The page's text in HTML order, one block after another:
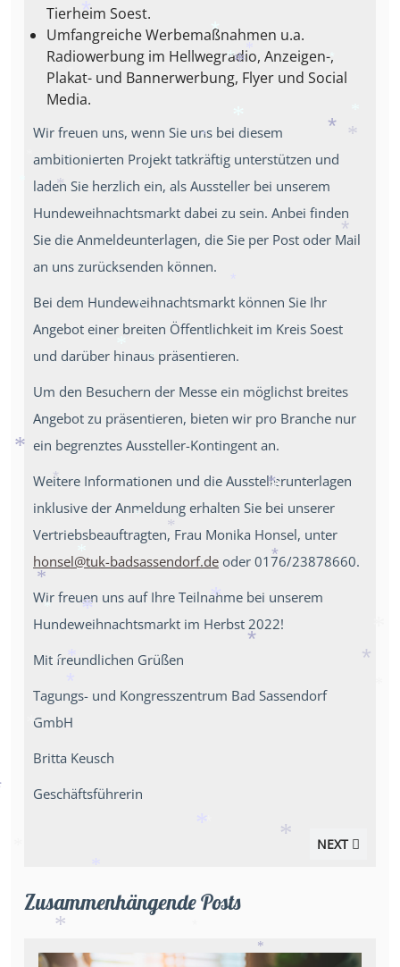
Tierheim Soest.
Umfangreiche Werbemaßnahmen u.a.
Radiowerbung im Hellwegradio, Anzeigen-,
Plakat- und Bannerwerbung, Flyer und Social
Media.
Wir freuen uns, wenn Sie uns bei diesem
ambitionierten Projekt tatkräftig unterstützen und
laden Sie herzlich ein, als Aussteller bei unserem
Hundeweihnachtsmarkt dabei zu sein. Anbei finden
Sie die Anmeldeunterlagen, die Sie per Post oder Mail
an uns zurücksenden können.
Bei dem Hundeweihnachtsmarkt können Sie Ihr
Angebot einer breiten Öffentlichkeit im Kreis Soest
und darüber hinaus präsentieren.
Um den Besuchern der Messe ein möglichst breites
Angebot zu präsentieren, bieten wir pro Branche nur
ein begrenztes Aussteller-Kontingent an.
Weitere Informationen und die Ausstellerunterlagen
inklusive der Anmeldung erhalten Sie bei unserer
Vertriebsbeauftragten, Frau Monika Honsel, unter
honsel@tuk-badsassendorf.de oder 0176/23878660.
Wir freuen uns auf Ihre Teilnahme bei unserem
Hundeweihnachtsmarkt im Herbst 2022!
Mit freundlichen Grüßen
Tagungs- und Kongresszentrum Bad Sassendorf
GmbH
Britta Keusch
Geschäftsführerin
NEXT
Zusammenhängende Posts
*
*
*
*
*
*
*
*
*
*
*
*
*
*
*
*
*
*
*
*
*
*
*
*
*
*